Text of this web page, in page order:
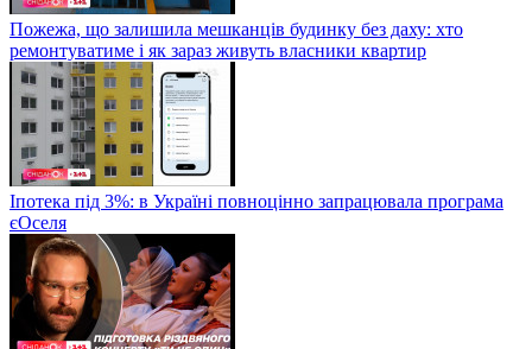
Пожежа, що залишила мешканців будинку без даху: хто
ремонтуватиме і як зараз живуть власники квартир
Іпотека під 3%: в Україні повноцінно запрацювала програма
єОселя